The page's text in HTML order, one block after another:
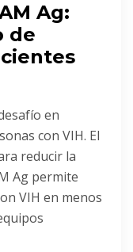
Ag:
de
en
con VIH. El
reducir la
Ag permite
VIH en menos